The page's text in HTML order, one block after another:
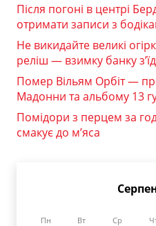
Після погоні в центрі
отримати записи з
Не викидайте великі
реліш — взимку банку
Помер Вільям Орбіт —
Мадонни та альбому 13
Помідори з перцем за
смакує до м’яса
Пн Вт Ср